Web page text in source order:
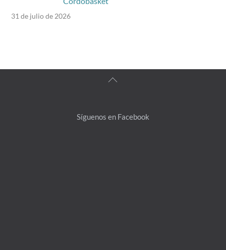
31 de julio de 2026
Back
Síguenos en Facebook